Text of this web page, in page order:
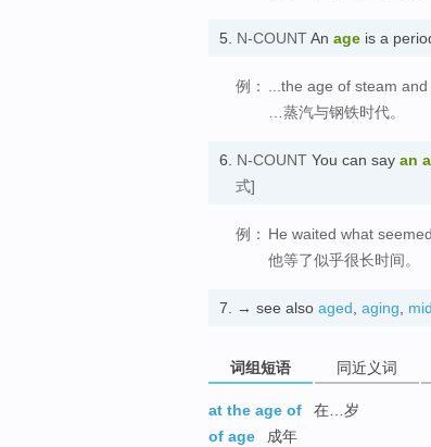
5. N-COUNTAn age is a
例：
...the age of steam and
…蒸汽与钢铁时代。
6. N-COUNT You can say an
式]
例： He waited what
他等了似乎很长时间。
7. → see also aged aging
词组短语 同近义词
at the age of
在…岁
of age
成年